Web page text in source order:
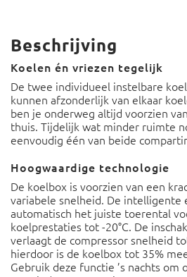
Beschrijving
Koelen én vriezen tegelijk
De twee individueel instelbare
kunnen afzonderlijk van elkaar
ben je onderweg altijd voorzien
thuis. Tijdelijk wat minder ruimte
eenvoudig één van beide
Hoogwaardige technologie
De koelbox is voorzien van een
variabele snelheid. De intelligente
automatisch het juiste toerental
koelprestaties tot -20°C. De
verlaagt de compressor snelheid
hierdoor is de koelbox tot 35%
Gebruik deze functie ’s nachts